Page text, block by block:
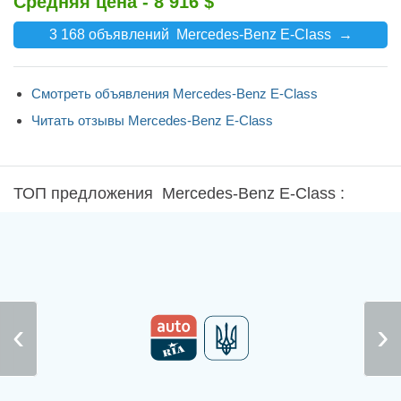
3 168 объявлений Mercedes-Benz E-Class →
Смотреть объявления Mercedes-Benz E-Class
Читать отзывы Mercedes-Benz E-Class
ТОП предложения Mercedes-Benz E-Class :